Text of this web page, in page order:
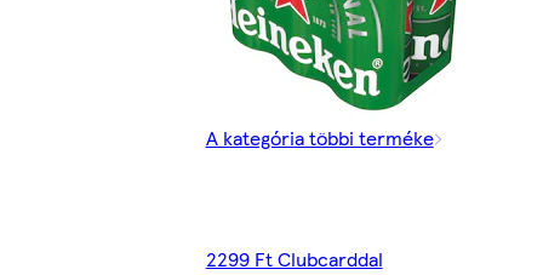
A kategória többi terméke
2299 Ft Clubcarddal